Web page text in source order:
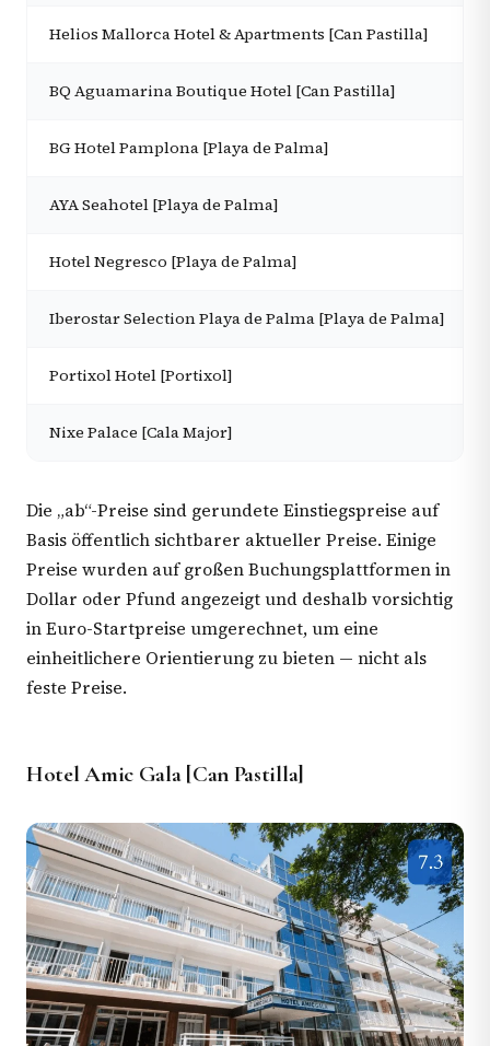
Helios Mallorca Hotel & Apartments [Can Pastilla]
BQ Aguamarina Boutique Hotel [Can Pastilla]
BG Hotel Pamplona [Playa de Palma]
AYA Seahotel [Playa de Palma]
Hotel Negresco [Playa de Palma]
Iberostar Selection Playa de Palma [Playa de Palma]
Portixol Hotel [Portixol]
Nixe Palace [Cala Major]
Die „ab“-Preise sind gerundete Einstiegspreise auf
Basis öffentlich sichtbarer aktueller Preise. Einige
Preise wurden auf großen Buchungsplattformen in
Dollar oder Pfund angezeigt und deshalb vorsichtig
in Euro-Startpreise umgerechnet, um eine
einheitlichere Orientierung zu bieten — nicht als
feste Preise.
Hotel Amic Gala [Can Pastilla]